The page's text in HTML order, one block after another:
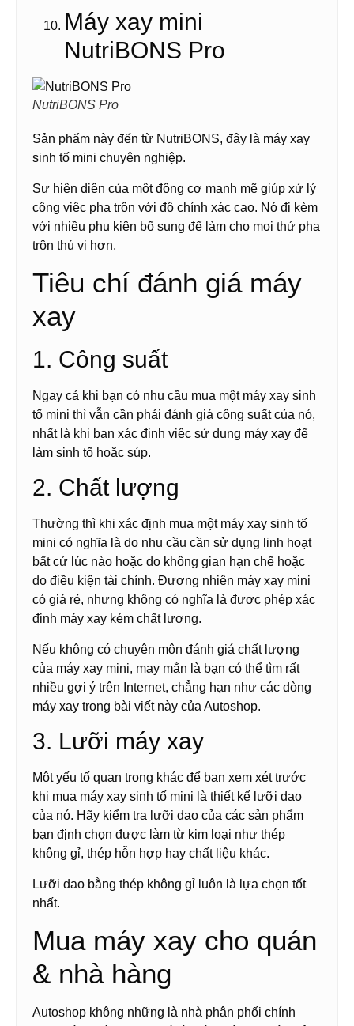
Máy xay mini
NutriBONS Pro
NutriBONS Pro
Sản phẩm này đến từ NutriBONS, đây là máy xay
sinh tố mini chuyên nghiệp.
Sự hiện diện của một động cơ mạnh mẽ giúp xử lý
công việc pha trộn với độ chính xác cao. Nó đi kèm
với nhiều phụ kiện bổ sung để làm cho mọi thứ pha
trộn thú vị hơn.
Tiêu chí đánh giá máy
xay
1. Công suất
Ngay cả khi bạn có nhu cầu mua một máy xay sinh
tố mini thì vẫn cần phải đánh giá công suất của nó,
nhất là khi bạn xác định việc sử dụng máy xay để
làm sinh tố hoặc súp.
2. Chất lượng
Thường thì khi xác định mua một máy xay sinh tố
mini có nghĩa là do nhu cầu cần sử dụng linh hoạt
bất cứ lúc nào hoặc do không gian hạn chế hoặc
do điều kiện tài chính. Đương nhiên máy xay mini
có giá rẻ, nhưng không có nghĩa là được phép xác
định máy xay kém chất lượng.
Nếu không có chuyên môn đánh giá chất lượng
của máy xay mini, may mắn là bạn có thể tìm rất
nhiều gợi ý trên Internet, chẳng hạn như các dòng
máy xay trong bài viết này của Autoshop.
3. Lưỡi máy xay
Một yếu tố quan trọng khác để bạn xem xét trước
khi mua máy xay sinh tố mini là thiết kế lưỡi dao
của nó. Hãy kiểm tra lưỡi dao của các sản phẩm
bạn định chọn được làm từ kim loại như thép
không gỉ, thép hỗn hợp hay chất liệu khác.
Lưỡi dao bằng thép không gỉ luôn là lựa chọn tốt
nhất.
Mua máy xay cho quán
& nhà hàng
Autoshop không những là nhà phân phối chính